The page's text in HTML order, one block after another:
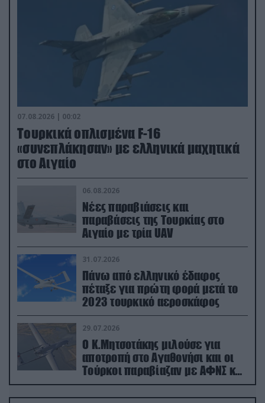
07.08.2026 | 00:02
Τουρκικά οπλισμένα F-16
«συνεπλάκησαν» με ελληνικά μαχητικά
στο Αιγαίο
06.08.2026
Νέες παραβιάσεις και
παραβάσεις της Τουρκίας στο
Αιγαίο με τρία UAV
31.07.2026
Πάνω από ελληνικό έδαφος
πέταξε για πρώτη φορά μετά το
2023 τουρκικό αεροσκάφος
29.07.2026
Ο Κ.Μητσοτάκης μιλούσε για
αποτροπή στο Αγαθονήσι και οι
Τούρκοι παραβίαζαν με ΑΦΝΣ και
drone